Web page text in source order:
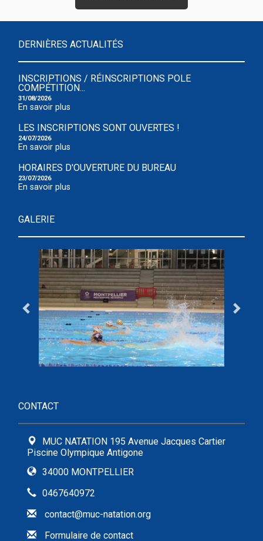
DERNIÈRES ACTUALITÉS
INSCRIPTIONS / RÉINSCRIPTIONS POLE
COMPÉTITION...
31/08/2026
En savoir plus
LES INSCRIPTIONS SONT OUVERTES !
24/07/2026
En savoir plus
HORAIRES D'OUVERTURE DU BUREAU
23/07/2026
En savoir plus
GALERIE
CONTACT
MUC NATATION 195 Avenue Jacques Cartier
Piscine Olympique Antigone
34000 MONTPELLIER
0467640972
contact@muc-natation.org
Formulaire de contact